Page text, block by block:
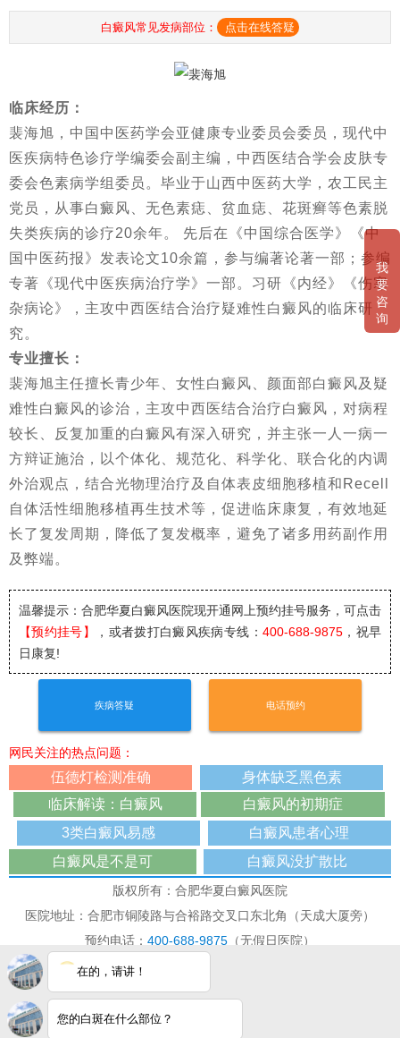
白癜风常见发病部位： 点击在线答疑
临床经历：
裴海旭，中国中医药学会亚健康专业委员会委员，现代中
医疾病特色诊疗学编委会副主编，中西医结合学会皮肤专
委会色素病学组委员。毕业于山西中医药大学，农工民主
党员，从事白癜风、无色素痣、贫血痣、花斑癣等色素脱
失类疾病的诊疗20余年。 先后在《中国综合医学》《中
国中医药报》发表论文10余篇，参与编著论著一部；参编
专著《现代中医疾病治疗学》一部。习研《内经》《伤寒
杂病论》，主攻中西医结合治疗疑难性白癜风的临床研
究。
专业擅长：
裴海旭主任擅长青少年、女性白癜风、颜面部白癜风及疑
难性白癜风的诊治，主攻中西医结合治疗白癜风，对病程
较长、反复加重的白癜风有深入研究，并主张一人一病一
方辩证施治，以个体化、规范化、科学化、联合化的内调
外治观点，结合光物理治疗及自体表皮细胞移植和Recell
自体活性细胞移植再生技术等，促进临床康复，有效地延
长了复发周期，降低了复发概率，避免了诸多用药副作用
及弊端。
温馨提示：合肥华夏白癜风医院现开通网上预约挂号服务，可点击
【预约挂号】
，或者拨打白癜风疾病专线： 400-688-9875，祝早
日康复!
疾病答疑 电话预约
网民关注的热点问题：
伍德灯检测准确
身体缺乏黑色素
临床解读：白癜风
白癜风的初期症
3类白癜风易感
白癜风患者心理
白癜风是不是可
白癜风没扩散比
版权所有：合肥华夏白癜风医院
医院地址：合肥市铜陵路与合裕路交叉口东北角（天成大厦旁）
预约电话： 400-688-9875 （无假日医院）
本网站已被访问 191085次
免责声明：本站图/文均来自于网络收集,仅供病友参考，不作为医疗诊
断依据，如有转载或引用文章涉及版权问题，请与我们联系删除！
在的，请讲！
您的白斑在什么部位？
我
要
咨
询